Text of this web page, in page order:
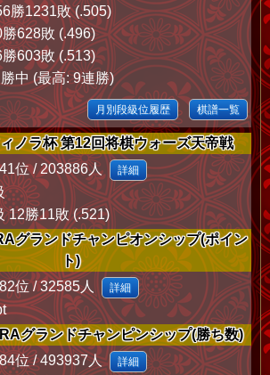
勝1231敗 (.505)
628敗 (.496)
603敗 (.513)
中 (最高: 9連勝)
月別段級位履歴 棋譜一覧
ノラ杯 第12回将棋ウォーズ天帝戦
位 / 203886人 詳細
12勝11敗 (.521)
グランドチャンピオンシップ(ポイン
ト)
位 / 32585人 詳細
グランドチャンピンシップ(勝ち数)
位 / 493937人 詳細